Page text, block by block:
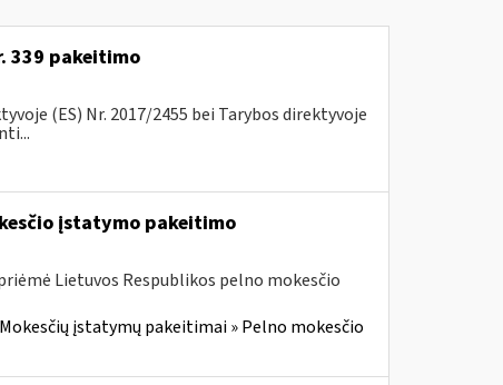
339 pakeitimo
(ES) Nr. 2017/2455 bei Tarybos direktyvoje
įstatymo pakeitimo
Lietuvos Respublikos pelno mokesčio
Mokesčių įstatymų pakeitimai » Pelno mokesčio